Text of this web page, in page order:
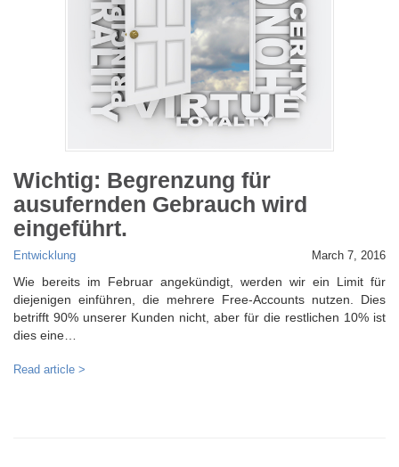
Wichtig: Begrenzung für
ausufernden Gebrauch wird
eingeführt.
Entwicklung March 7, 2016
Wie bereits im Februar angekündigt, werden wir ein Limit für
diejenigen einführen, die mehrere Free-Accounts nutzen. Dies
betrifft 90% unserer Kunden nicht, aber für die restlichen 10% ist
dies eine…
Read article >